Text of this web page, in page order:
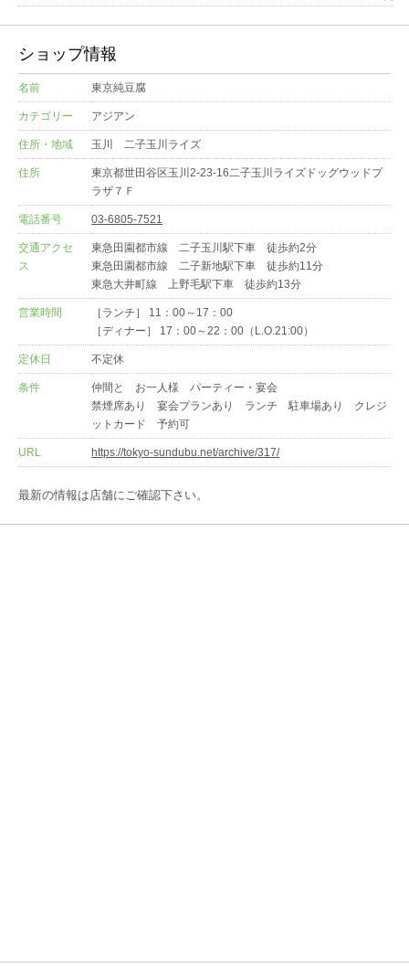
ショップ情報
名前 東京純豆腐
カテゴリー アジアン
住所・地域 玉川 二子玉川ライズ
住所
東京都世田谷区玉川2-23-16二子玉川ライズドッグウッドプ
ラザ７Ｆ
電話番号 03-6805-7521
交通アクセ
ス
東急田園都市線 二子玉川駅下車 徒歩約2分
東急田園都市線 二子新地駅下車 徒歩約11分
東急大井町線 上野毛駅下車 徒歩約13分
営業時間
［ランチ］ 11：00～17：00
［ディナー］ 17：00～22：00（L.O.21:00）
定休日 不定休
条件
仲間と お一人様 パーティー・宴会
禁煙席あり 宴会プランあり ランチ 駐車場あり クレジ
ットカード 予約可
URL https://tokyo-sundubu.net/archive/317/
最新の情報は店舗にご確認下さい。